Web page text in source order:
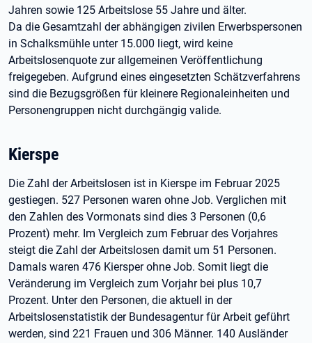
Jahren sowie 125 Arbeitslose 55 Jahre und älter.
Da die Gesamtzahl der abhängigen zivilen Erwerbspersonen
in Schalksmühle unter 15.000 liegt, wird keine
Arbeitslosenquote zur allgemeinen Veröffentlichung
freigegeben. Aufgrund eines eingesetzten Schätzverfahrens
sind die Bezugsgrößen für kleinere Regionaleinheiten und
Personengruppen nicht durchgängig valide.
Kierspe
Die Zahl der Arbeitslosen ist in Kierspe im Februar 2025
gestiegen. 527 Personen waren ohne Job. Verglichen mit
den Zahlen des Vormonats sind dies 3 Personen (0,6
Prozent) mehr. Im Vergleich zum Februar des Vorjahres
steigt die Zahl der Arbeitslosen damit um 51 Personen.
Damals waren 476 Kiersper ohne Job. Somit liegt die
Veränderung im Vergleich zum Vorjahr bei plus 10,7
Prozent. Unter den Personen, die aktuell in der
Arbeitslosenstatistik der Bundesagentur für Arbeit geführt
werden, sind 221 Frauen und 306 Männer. 140 Ausländer